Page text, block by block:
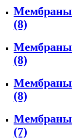
(8)
(8)
(8)
(7)